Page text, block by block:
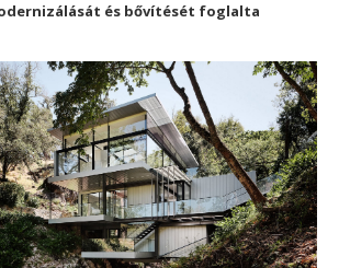
és bővítését foglalta